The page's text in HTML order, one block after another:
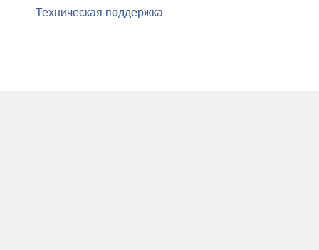
Техническая поддержка